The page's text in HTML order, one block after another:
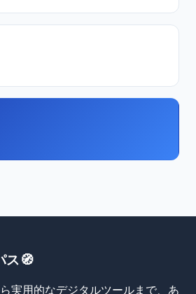
ス🧭
実用的なデジタルツールまで、あ